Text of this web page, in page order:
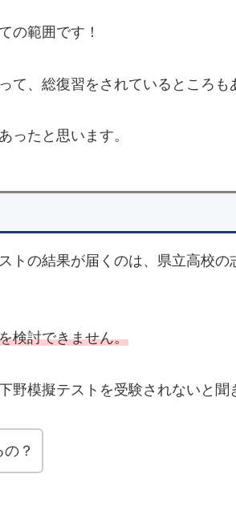
の範囲です！
て、総復習をされているところも
ったと思います。
トの結果が届くのは、県立高校の
検討できません。
野模擬テストを受験されないと聞
？